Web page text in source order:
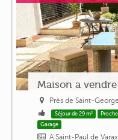
Maison a
Près de Saint-
Séjour de 29 m²
Garage
A Saint-Paul de